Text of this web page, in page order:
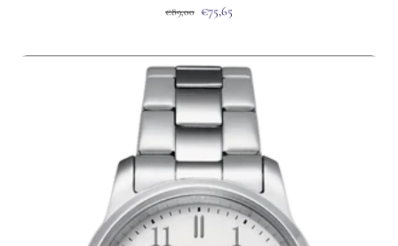
€89,00 €75,65